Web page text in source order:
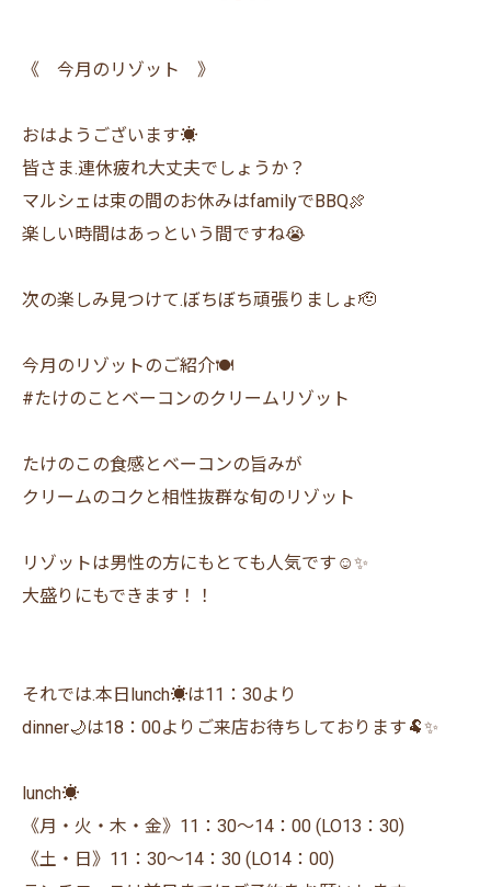
《 今月のリゾット 》
おはようございます☀️
皆さま.連休疲れ大丈夫でしょうか？
マルシェは束の間のお休みはfamilyでBBQ🍖
楽しい時間はあっという間ですね😭
次の楽しみ見つけて.ぼちぼち頑張りましょ🫡
今月のリゾットのご紹介🍽️
#たけのことベーコンのクリームリゾット
たけのこの食感とベーコンの旨みが
クリームのコクと相性抜群な旬のリゾット
リゾットは男性の方にもとても人気です☺️✨
大盛りにもできます！！
それでは.本日lunch☀️は11：30より
dinner🌙は18：00よりご来店お待ちしております🐏✨
lunch☀️
《月・火・木・金》11：30〜14：00 (LO13：30)
《土・日》11：30〜14：30 (LO14：00)